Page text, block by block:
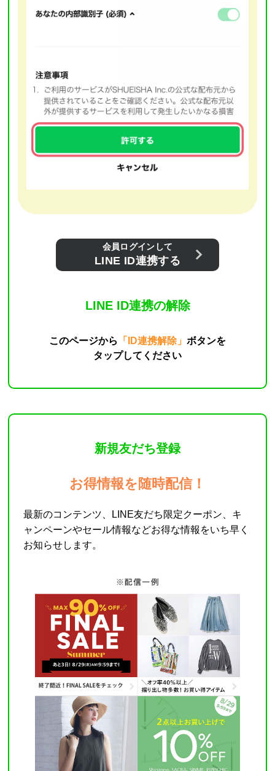
会員ログインして
LINE ID連携する
LINE ID連携の解除
このページから 「ID連携解除」 ボタンを
タップしてください
新規友だち登録
お得情報を随時配信！
最新のコンテンツ、LINE友だち限定クーポン、キ
ャンペーンやセール情報などお得な情報をいち早く
お知らせします。